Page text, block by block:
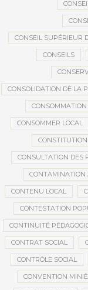
CONSEIL SUPÉRIEUR
CONSEILS
CONSOLIDATION DE LA
CONSOMMER LOCAL
CONSULTATION DES
CONTAMINATION
CONTENU LOCAL
CONTESTATION
CONTINUITÉ
CONTRAT SOCIAL
CONTRÔLE SOCIAL
CONVENTION